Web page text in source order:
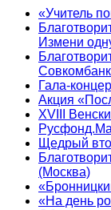
«Учитель
Измени
Гала-
Акция
XVIII
Щедрый
(Москва)
«На день